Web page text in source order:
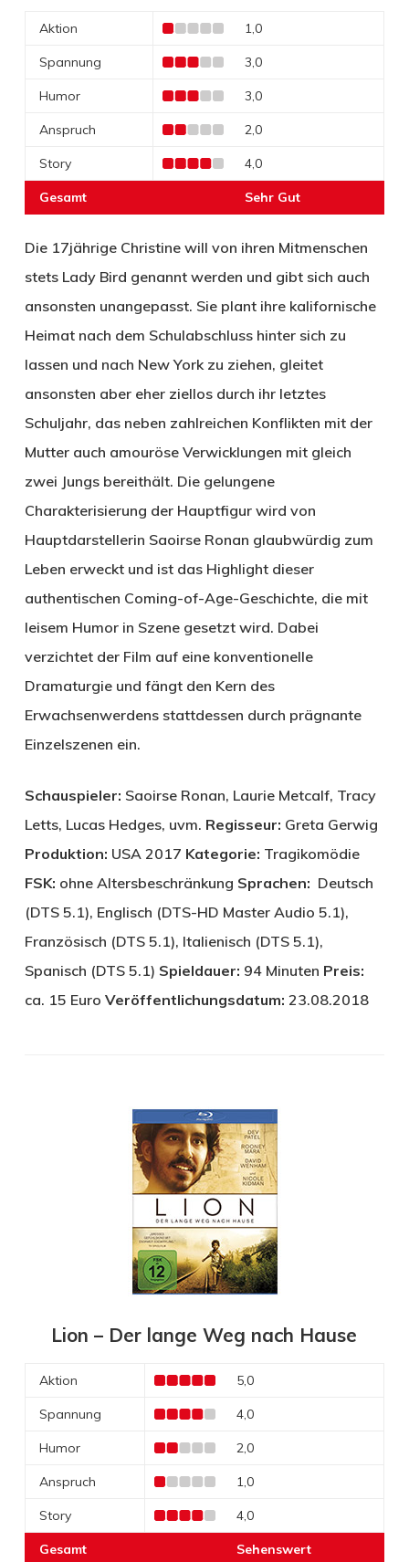
Aktion 1,0
Spannung 3,0
Humor 3,0
Anspruch 2,0
Story 4,0
Gesamt Sehr Gut
Die 17jährige Christine will von ihren Mitmenschen
stets Lady Bird genannt werden und gibt sich auch
ansonsten unangepasst. Sie plant ihre kalifornische
Heimat nach dem Schulabschluss hinter sich zu
lassen und nach New York zu ziehen, gleitet
ansonsten aber eher ziellos durch ihr letztes
Schuljahr, das neben zahlreichen Konflikten mit der
Mutter auch amouröse Verwicklungen mit gleich
zwei Jungs bereithält. Die gelungene
Charakterisierung der Hauptfigur wird von
Hauptdarstellerin Saoirse Ronan glaubwürdig zum
Leben erweckt und ist das Highlight dieser
authentischen Coming-of-Age-Geschichte, die mit
leisem Humor in Szene gesetzt wird. Dabei
verzichtet der Film auf eine konventionelle
Dramaturgie und fängt den Kern des
Erwachsenwerdens stattdessen durch prägnante
Einzelszenen ein.
Schauspieler: Saoirse Ronan, Laurie Metcalf, Tracy
Letts, Lucas Hedges, uvm. Regisseur: Greta Gerwig
Produktion: USA 2017 Kategorie: Tragikomödie
FSK: ohne Altersbeschränkung Sprachen: Deutsch
(DTS 5.1), Englisch (DTS-HD Master Audio 5.1),
Französisch (DTS 5.1), Italienisch (DTS 5.1),
Spanisch (DTS 5.1) Spieldauer: 94 Minuten Preis:
ca. 15 Euro Veröffentlichungsdatum: 23.08.2018
Lion – Der lange Weg nach Hause
Aktion 5,0
Spannung 4,0
Humor 2,0
Anspruch 1,0
Story 4,0
Gesamt Sehenswert